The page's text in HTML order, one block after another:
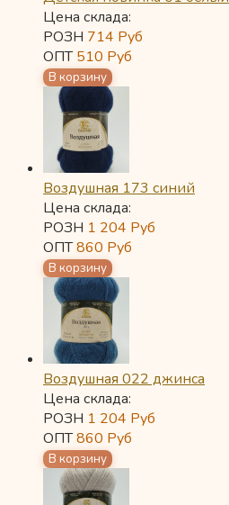
Цена склада:
РОЗН 714 Руб
ОПТ510 Руб
Воздушная 173 синий
Цена склада:
РОЗН 1 204 Руб
ОПТ860 Руб
Воздушная 022 джинса
Цена склада:
РОЗН 1 204 Руб
ОПТ860 Руб